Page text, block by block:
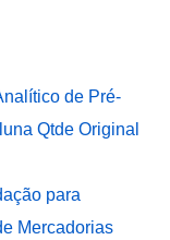
de Pré-
Qtde Original
para
Mercadorias